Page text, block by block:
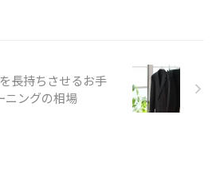
長持ちさせるお手
ニングの相場